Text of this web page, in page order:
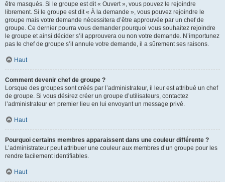
être masqués. Si le groupe est dit « Ouvert », vous pouvez le rejoindre
librement. Si le groupe est dit « À la demande », vous pouvez rejoindre le
groupe mais votre demande nécessitera d’être approuvée par un chef de
groupe. Ce dernier pourra vous demander pourquoi vous souhaitez rejoindre
le groupe et ainsi décider s’il approuvera ou non votre demande. N’importunez
pas le chef de groupe s’il annule votre demande, il a sûrement ses raisons.
Haut
Comment devenir chef de groupe ?
Lorsque des groupes sont créés par l’administrateur, il leur est attribué un chef
de groupe. Si vous désirez créer un groupe d’utilisateurs, contactez
l’administrateur en premier lieu en lui envoyant un message privé.
Haut
Pourquoi certains membres apparaissent dans une couleur différente ?
L’administrateur peut attribuer une couleur aux membres d’un groupe pour les
rendre facilement identifiables.
Haut